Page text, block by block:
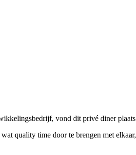
vond dit privé diner
quality time door te brengen met